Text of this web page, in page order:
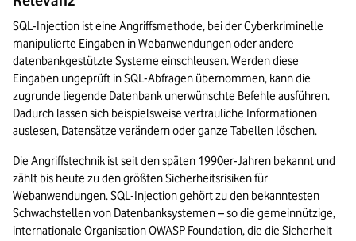
SQL-Injection ist eine Angriffsmethode, bei der Cyberkriminelle
manipulierte Eingaben in Webanwendungen oder andere
datenbankgestützte Systeme einschleusen. Werden diese
Eingaben ungeprüft in SQL-Abfragen übernommen, kann die
zugrunde liegende Datenbank unerwünschte Befehle ausführen.
Dadurch lassen sich beispielsweise vertrauliche Informationen
auslesen, Datensätze verändern oder ganze Tabellen löschen.
Die Angriffstechnik ist seit den späten 1990er-Jahren bekannt und
zählt bis heute zu den größten Sicherheitsrisiken für
Webanwendungen. SQL-Injection gehört zu den bekanntesten
Schwachstellen von Datenbanksystemen – so die gemeinnützige,
internationale Organisation OWASP Foundation, die die Sicherheit